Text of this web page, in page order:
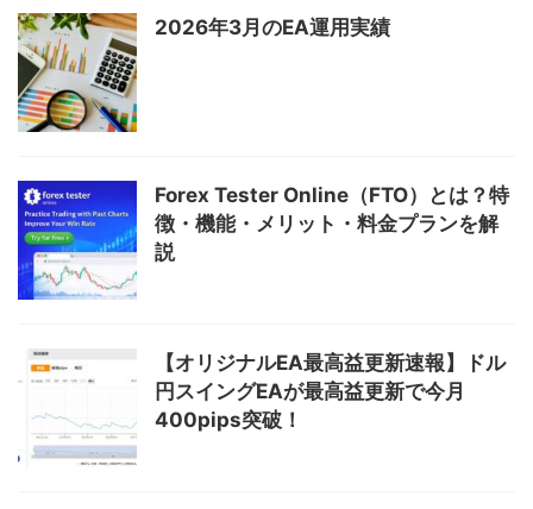
2026年3月のEA運用実績
Forex Tester Online（FTO）とは？特
徴・機能・メリット・料金プランを解
説
【オリジナルEA最高益更新速報】ドル
円スイングEAが最高益更新で今月
400pips突破！